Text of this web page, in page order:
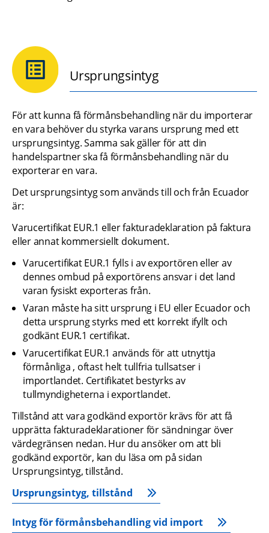
Ursprungsintyg
För att kunna få förmånsbehandling när du importerar
en vara behöver du styrka varans ursprung med ett
ursprungsintyg. Samma sak gäller för att din
handelspartner ska få förmånsbehandling när du
exporterar en vara.
Det ursprungsintyg som används till och från Ecuador
är:
Varucertifikat EUR.1 eller fakturadeklaration på faktura
eller annat kommersiellt dokument.
Varucertifikat EUR.1 fylls i av exportören eller av
dennes ombud på exportörens ansvar i det land
varan fysiskt exporteras från.
Varan måste ha sitt ursprung i EU eller Ecuador och
detta ursprung styrks med ett korrekt ifyllt och
godkänt EUR.1 certifikat.
Varucertifikat EUR.1 används för att utnyttja
förmånliga , oftast helt tullfria tullsatser i
importlandet. Certifikatet bestyrks av
tullmyndigheterna i exportlandet.
Tillstånd att vara godkänd exportör krävs för att få
upprätta fakturadeklarationer för sändningar över
värdegränsen nedan. Hur du ansöker om att bli
godkänd exportör, kan du läsa om på sidan
Ursprungsintyg, tillstånd.
Ursprungsintyg, tillstånd
Intyg för förmånsbehandling vid import